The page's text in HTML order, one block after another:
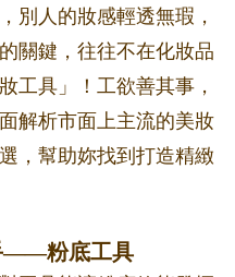
別人的妝感輕透無瑕，
關鍵，往往不在化妝品
工具」！工欲善其事，
解析市面上主流的美妝
，幫助妳找到打造精緻
——粉底工具